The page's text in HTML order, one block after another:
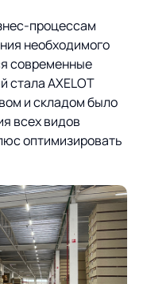
процессам
необходимого
современные
стала AXELOT
и складом было
всех видов
оптимизировать